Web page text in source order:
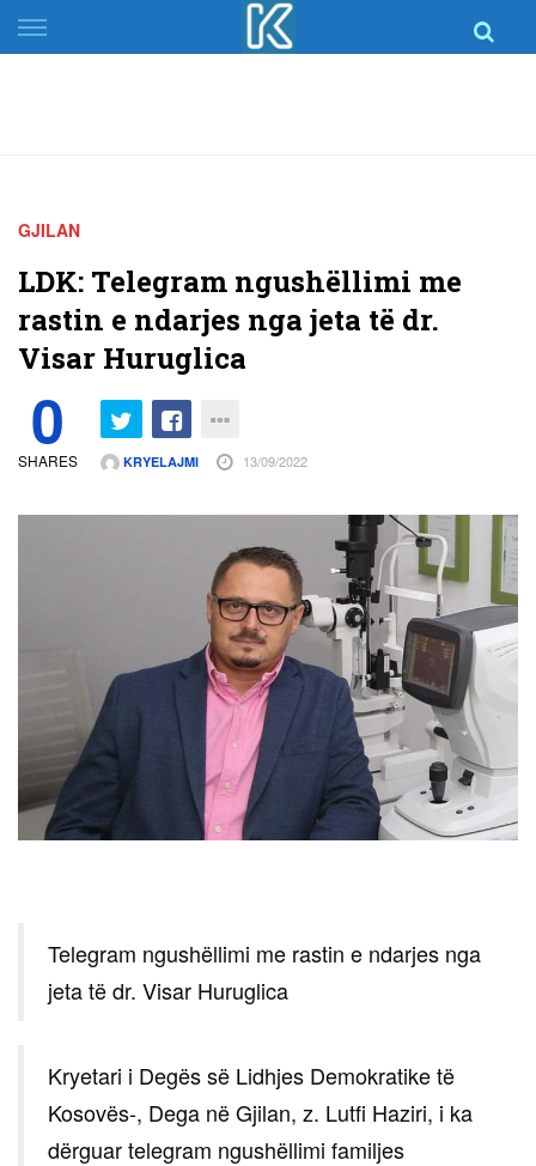
Skip
to
GJILAN
LDK: Telegram ngushëllimi me
rastin e ndarjes nga jeta të dr.
Visar Huruglica
0
SHARES KRYELAJMI 13/09/2022
Telegram ngushëllimi me rastin e ndarjes nga
jeta të dr. Visar Huruglica
Kryetari i Degës së Lidhjes Demokratike të
Kosovës-, Dega në Gjilan, z. Lutfi Haziri, i ka
dërguar telegram ngushëllimi familjes